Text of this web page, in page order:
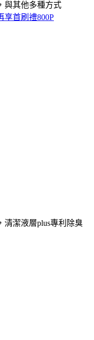
與其他多種方式
享首刷禮800P
清潔液層plus專利除臭